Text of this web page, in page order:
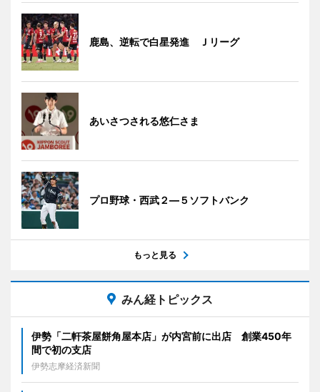
鹿島、逆転で白星発進 Ｊリーグ
あいさつされる悠仁さま
プロ野球・西武２―５ソフトバンク
もっと見る
みん経トピックス
伊勢「二軒茶屋餅角屋本店」が内宮前に出店 創業450年
間で初の支店
伊勢志摩経済新聞